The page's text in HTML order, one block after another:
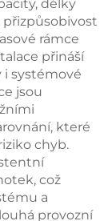
délky
rámce
přináší
systémové
jsou
které
chyb.
což
a
provozní